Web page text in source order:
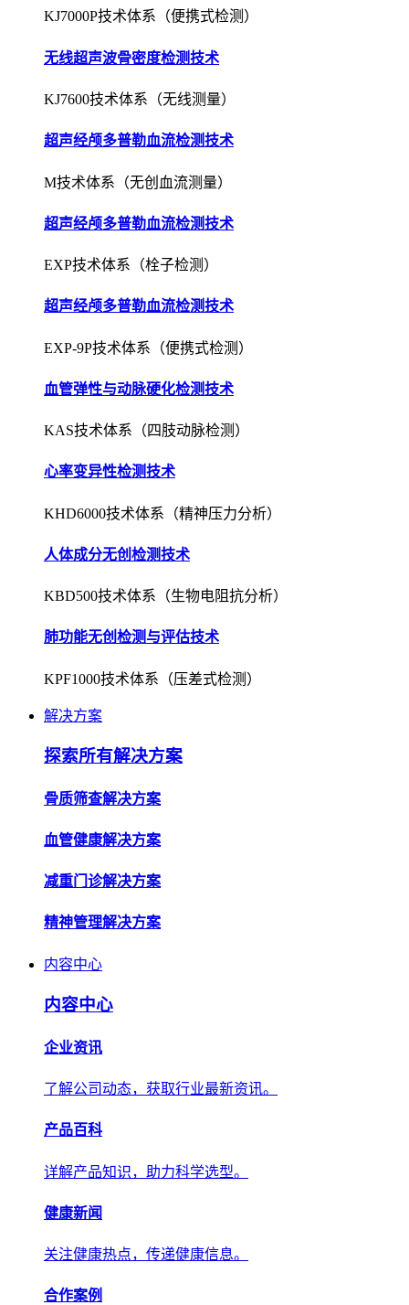
KJ7000P技术体系（便携式检测）
无线超声波骨密度检测技术
KJ7600技术体系（无线测量）
超声经颅多普勒血流检测技术
M技术体系（无创血流测量）
超声经颅多普勒血流检测技术
EXP技术体系（栓子检测）
超声经颅多普勒血流检测技术
EXP-9P技术体系（便携式检测）
血管弹性与动脉硬化检测技术
KAS技术体系（四肢动脉检测）
心率变异性检测技术
KHD6000技术体系（精神压力分析）
人体成分无创检测技术
KBD500技术体系（生物电阻抗分析）
肺功能无创检测与评估技术
KPF1000技术体系（压差式检测）
解决方案
探索所有解决方案
骨质筛查解决方案
血管健康解决方案
减重门诊解决方案
精神管理解决方案
内容中心
内容中心
企业资讯
了解公司动态，获取行业最新资讯。
产品百科
详解产品知识，助力科学选型。
健康新闻
关注健康热点，传递健康信息。
合作案例